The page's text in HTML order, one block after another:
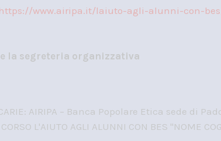
https://www.airipa.it/laiuto-agli-alunni-con-
la segreteria organizzativa
AIRIPA – Banca Popolare Etica sede di
L'AIUTO AGLI ALUNNI CON BES "NOME